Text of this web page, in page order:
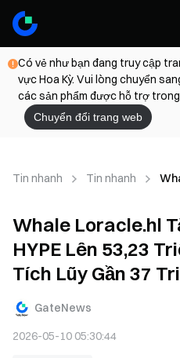
Có vẻ như bạn đang truy cập
vực Hoa Kỳ. Vui lòng chuyển
các sản phẩm được hỗ trợ
Chuyển đổi trang web
Tin nhanh Tin nhanh
Whale Loracle.hl
HYPE Lên 53,23
Tích Lũy Gần 37
GateNews
2026-05-10 05:30:44